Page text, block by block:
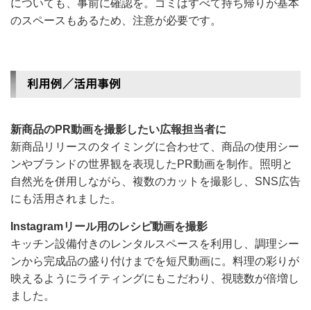
についても、事前に確認を。ゴミはすべて持ち帰りが基本
のスペースもあるため、注意が必要です。
新商品のPR動画を撮影したい広報担当者に
新商品リリースのタイミングに合わせて、商品の使用シー
ンやブランドの世界観を表現したPR動画を制作。照明と
自然光を併用しながら、複数のカットを撮影し、SNS広告
にも活用されました。
Instagramリール用のレシピ動画を撮影
キッチン設備付きのレンタルスペースを利用し、調理シー
ンから完成品の盛り付けまでを短尺動画に。料理の彩りが
映えるようにライティングにもこだわり、視聴数が倍増し
ました。